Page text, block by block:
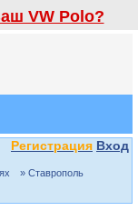
VW Polo?
Регистрация Вход
» Ставрополь